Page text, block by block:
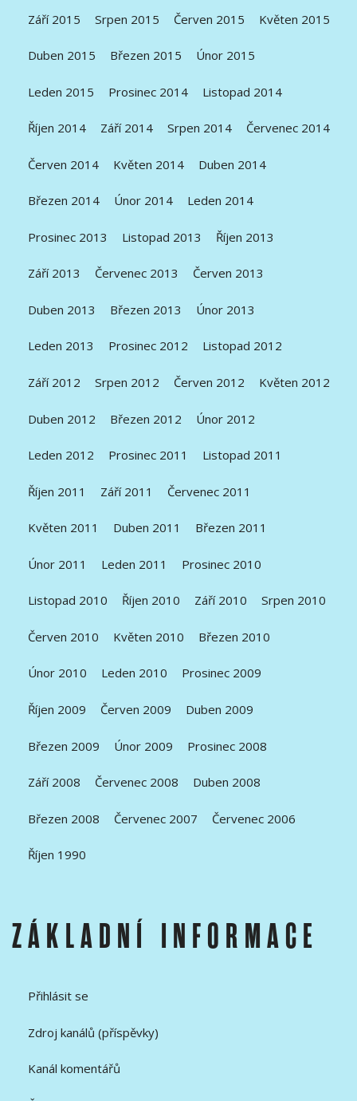
Září 2015 Srpen 2015 Červen 2015 Květen 2015
Duben 2015 Březen 2015 Únor 2015
Leden 2015 Prosinec 2014 Listopad 2014
Říjen 2014 Září 2014 Srpen 2014 Červenec 2014
Červen 2014 Květen 2014 Duben 2014
Březen 2014 Únor 2014 Leden 2014
Prosinec 2013 Listopad 2013 Říjen 2013
Září 2013 Červenec 2013 Červen 2013
Duben 2013 Březen 2013 Únor 2013
Leden 2013 Prosinec 2012 Listopad 2012
Září 2012 Srpen 2012 Červen 2012 Květen 2012
Duben 2012 Březen 2012 Únor 2012
Leden 2012 Prosinec 2011 Listopad 2011
Říjen 2011 Září 2011 Červenec 2011
Květen 2011 Duben 2011 Březen 2011
Únor 2011 Leden 2011 Prosinec 2010
Listopad 2010 Říjen 2010 Září 2010 Srpen 2010
Červen 2010 Květen 2010 Březen 2010
Únor 2010 Leden 2010 Prosinec 2009
Říjen 2009 Červen 2009 Duben 2009
Březen 2009 Únor 2009 Prosinec 2008
Září 2008 Červenec 2008 Duben 2008
Březen 2008 Červenec 2007 Červenec 2006
Říjen 1990
ZÁKLADNÍ INFORMACE
Přihlásit se
Zdroj kanálů (příspěvky)
Kanál komentářů